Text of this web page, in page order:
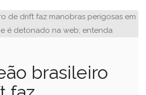
brasileiro